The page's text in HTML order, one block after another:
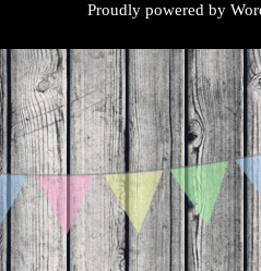
Proudly powered by